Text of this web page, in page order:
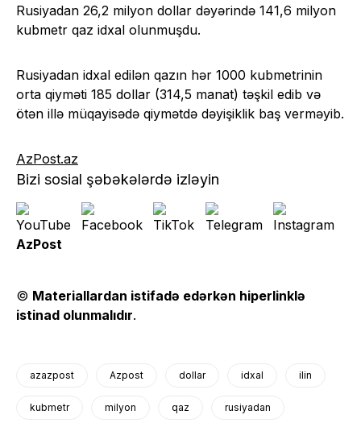
Rusiyadan 26,2 milyon dollar dəyərində 141,6 milyon
kubmetr qaz idxal olunmuşdu.
Rusiyadan idxal edilən qazın hər 1000 kubmetrinin
orta qiyməti 185 dollar (314,5 manat) təşkil edib və
ötən illə müqayisədə qiymətdə dəyişiklik baş verməyib.
AzPost.az
Bizi sosial şəbəkələrdə izləyin
AzPost
© Materiallardan istifadə edərkən hiperlinklə
istinad olunmalıdır.
azazpost Azpost dollar idxal ilin
kubmetr milyon qaz rusiyadan